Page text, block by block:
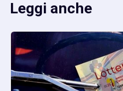
Leggi anche